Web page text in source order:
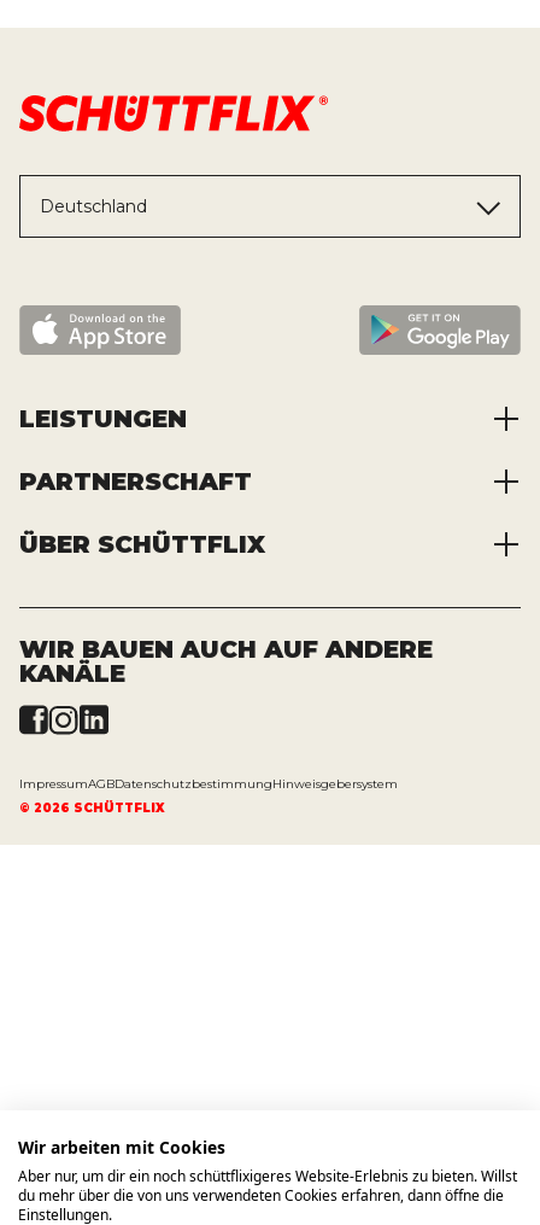
Deutschland
LEISTUNGEN
Baustoffe kaufen
Container mieten
Transporte bestellen
PARTNERSCHAFT
Zusammenarbeit
Registrierung
ÜBER SCHÜTTFLIX
Über das Unternehmen
Offene Stellen
News und Presse
WIR BAUEN AUCH AUF ANDERE
KANÄLE
ImpressumAGBDatenschutzbestimmungHinweisgebersystem
© 2026 SCHÜTTFLIX
Wir arbeiten mit Cookies
Aber nur, um dir ein noch schüttflixigeres Website-Erlebnis zu bieten. Willst
du mehr über die von uns verwendeten Cookies erfahren, dann öffne die
Einstellungen.